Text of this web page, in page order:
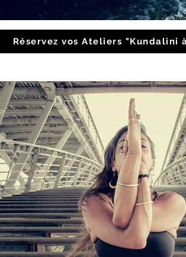
Réservez vos Ateliers "Kundalini